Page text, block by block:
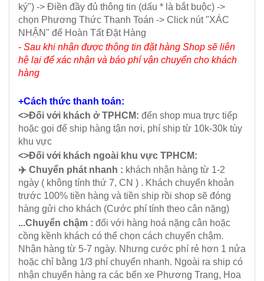
ký") -> Điền đầy đủ thông tin (dấu * là bắt buộc) ->
chọn Phương Thức Thanh Toán -> Click nút "XÁC
NHẬN" để Hoàn Tất Đặt Hàng
- Sau khi nhận được thông tin đặt hàng Shop sẽ liên
hệ lại để xác nhận và báo phí vận chuyển cho khách
hàng
+Cách thức thanh toán:
<>Đối với khách ở TPHCM: đến shop mua trực tiếp
hoặc gọi để ship hàng tận nơi, phí ship từ 10k-30k tùy
khu vực
<>Đối với khách ngoài khu vực TPHCM:
✈️ Chuyển phát nhanh : khách nhận hàng từ 1-2
ngày ( không tính thứ 7, CN ) . Khách chuyển khoản
trước 100% tiền hàng và tiền ship rồi shop sẽ đóng
hàng gửi cho khách (Cước phí tính theo cân nặng)
...Chuyển chậm : đối với hàng hoá nặng cân hoặc
cồng kềnh khách có thể chọn cách chuyển chậm.
Nhận hàng từ 5-7 ngày. Nhưng cước phí rẻ hơn 1 nửa
hoặc chỉ bằng 1/3 phí chuyển nhanh. Ngoài ra ship có
nhận chuyển hàng ra các bến xe Phương Trang, Hoa